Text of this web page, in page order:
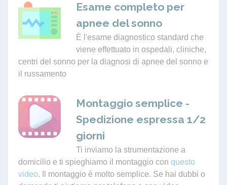
Esame completo per
apnee del sonno
È l'esame diagnostico standard che
viene effettuato in ospedali, cliniche,
centri del sonno per la diagnosi di apnee del sonno e
il russamento
Montaggio semplice -
Spedizione espressa 1/2
giorni
Ti inviamo la strumentazione a
domicilio e ti spieghiamo il montaggio con questo
video. Il montaggio è molto semplice. Se hai dubbi o